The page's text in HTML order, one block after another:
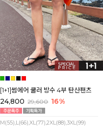
[1+1]썸에어 쿨러 방수 4부 탄산팬츠
24,800 29,600 16%
M(55),L(66),XL(77),2XL(88),3XL(99)